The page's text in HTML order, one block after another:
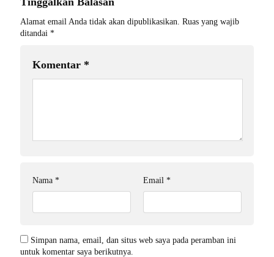
Alamat email Anda tidak akan dipublikasikan. Ruas yang wajib
ditandai *
Komentar *
Nama * Email *
Simpan nama, email, dan situs web saya pada peramban ini
untuk komentar saya berikutnya.